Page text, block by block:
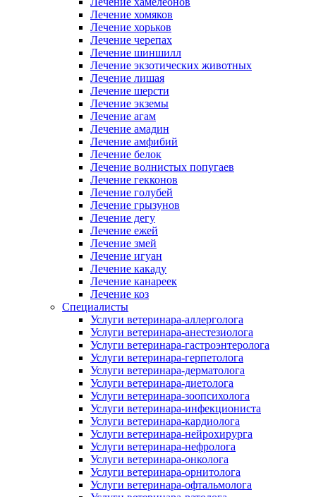
Лечение хомяков
Лечение хорьков
Лечение черепах
Лечение шиншилл
Лечение экзотических животных
Лечение лишая
Лечение шерсти
Лечение экземы
Лечение агам
Лечение амадин
Лечение амфибий
Лечение белок
Лечение волнистых попугаев
Лечение гекконов
Лечение голубей
Лечение грызунов
Лечение дегу
Лечение ежей
Лечение змей
Лечение игуан
Лечение какаду
Лечение канареек
Лечение коз
Специалисты
Услуги ветеринара-аллерголога
Услуги ветеринара-анестезиолога
Услуги ветеринара-гастроэнтеролога
Услуги ветеринара-герпетолога
Услуги ветеринара-дерматолога
Услуги ветеринара-диетолога
Услуги ветеринара-зоопсихолога
Услуги ветеринара-инфекциониста
Услуги ветеринара-кардиолога
Услуги ветеринара-нейрохирурга
Услуги ветеринара-нефролога
Услуги ветеринара-онколога
Услуги ветеринара-орнитолога
Услуги ветеринара-офтальмолога